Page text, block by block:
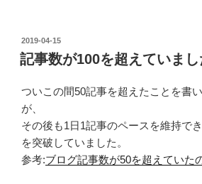
c
e
o
o
k
er
bl
投
稿
日:
2019-04-15
記事数が100を超えていまし
ついこの間50記事を超えたことを書
が、
その後も1日1記事のペースを維持で
を突破していました。
参考:ブログ記事数が50を超えていた